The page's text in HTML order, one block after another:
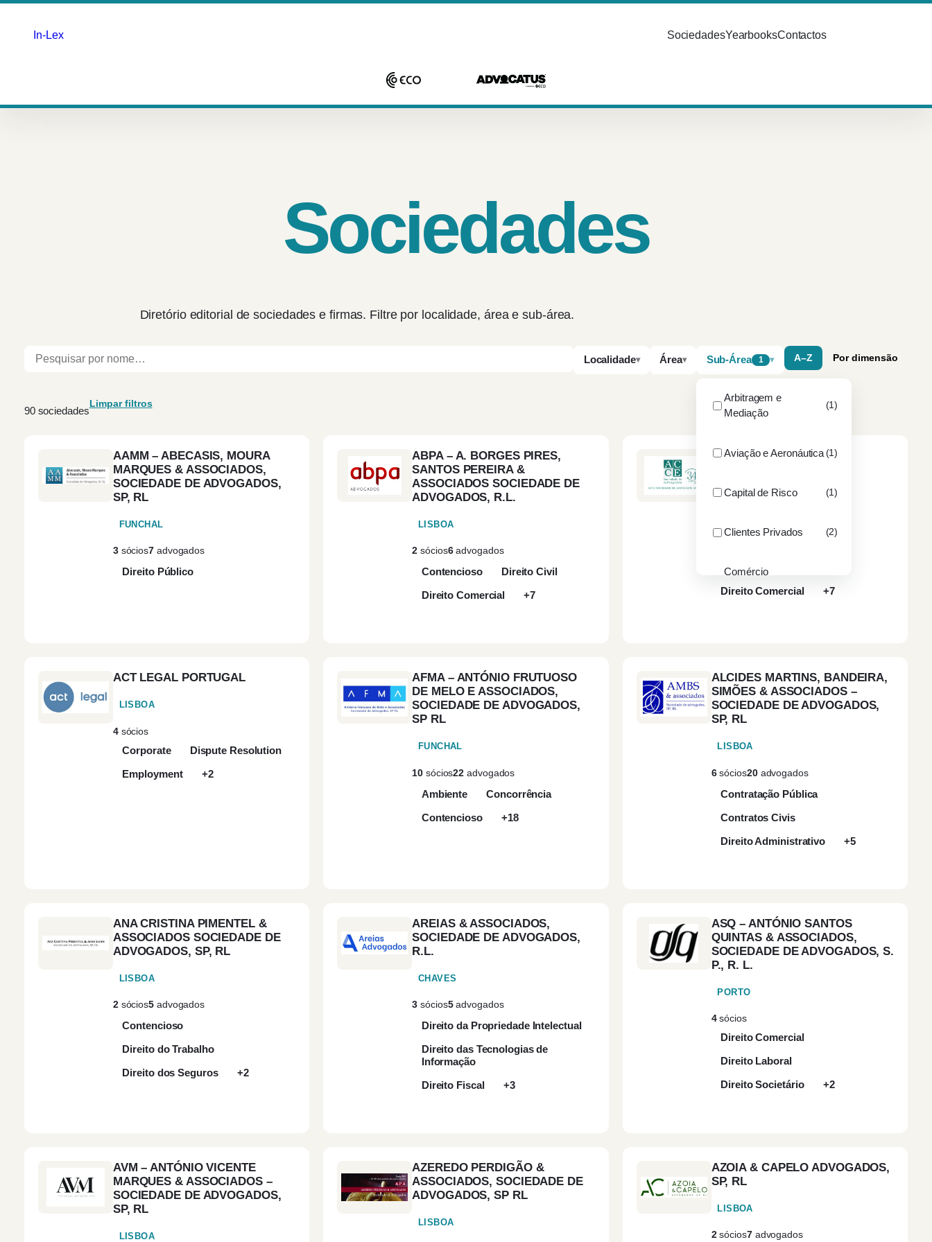
In-Lex SociedadesYearbooksContactos
Sociedades
Diretório editorial de sociedades e firmas. Filtre por localidade, área e sub-área.
Localidade Área Sub-Área 1
Arbitragem e
Mediação
(1)
Aviação e Aeronáutica (1)
Capital de Risco (1)
Clientes Privados (2)
Comércio
Internacional
Contencioso (2)
Contencioso
Contencioso Fiscal
Contra-ordenações
Contratos
Internacionais
(2)
Corporate
Governance
Direito Biomédico
A–Z Por dimensão
90 sociedades
Limpar filtros
AAMM – ABECASIS, MOURA
MARQUES & ASSOCIADOS,
SOCIEDADE DE ADVOGADOS,
SP, RL
FUNCHAL
3sócios7 advogados
Direito Público
ABPA – A. BORGES PIRES,
SANTOS PEREIRA &
ASSOCIADOS SOCIEDADE DE
ADVOGADOS, R.L.
LISBOA
2 sócios6advogados
Contencioso
Direito Civil
Direito Comercial
+7
ACCE SOCIEDADE DE
PORTO
Contratação Pública
Direito Comercial
+7
ACT LEGAL PORTUGAL
LISBOA
4sócios
Corporate
Dispute Resolution
Employment
+2
AFMA – ANTÓNIO FRUTUOSO
DE MELO E ASSOCIADOS,
SOCIEDADE DE ADVOGADOS,
SP RL
FUNCHAL
10 sócios22 advogados
Ambiente
Concorrência
Contencioso
+18
ALCIDES MARTINS, BANDEIRA,
SIMÕES & ASSOCIADOS –
SOCIEDADE DE ADVOGADOS,
SP, RL
LISBOA
6sócios20advogados
Contratação Pública
Contratos Civis
Direito Administrativo
+5
ANA CRISTINA PIMENTEL &
ASSOCIADOS SOCIEDADE DE
ADVOGADOS, SP, RL
LISBOA
2sócios5 advogados
Contencioso
Direito do Trabalho
Direito dos Seguros
+2
AREIAS & ASSOCIADOS,
SOCIEDADE DE ADVOGADOS,
R.L.
CHAVES
3 sócios5advogados
Direito da Propriedade Intelectual
Direito das Tecnologias de
Informação
Direito Fiscal
+3
ASQ – ANTÓNIO SANTOS
QUINTAS & ASSOCIADOS,
SOCIEDADE DE ADVOGADOS, S.
P., R. L.
PORTO
4sócios
Direito Comercial
Direito Laboral
Direito Societário
+2
AVM – ANTÓNIO VICENTE
MARQUES & ASSOCIADOS –
SOCIEDADE DE ADVOGADOS,
SP, RL
LISBOA
AZEREDO PERDIGÃO &
ASSOCIADOS, SOCIEDADE DE
ADVOGADOS, SP RL
LISBOA
AZOIA & CAPELO ADVOGADOS,
SP, RL
LISBOA
2sócios7advogados